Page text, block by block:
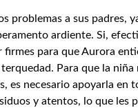
problemas a sus padres,
ardiente. Si,
para que Aurora
Para que la
es necesario apoyarla en
y atentos, lo que les